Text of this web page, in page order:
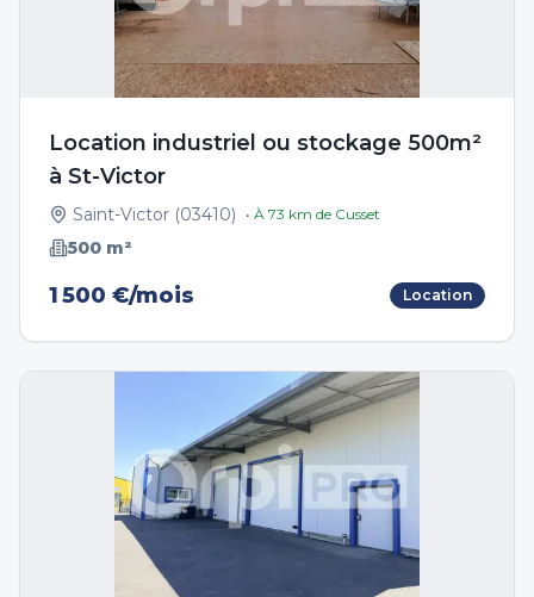
Location industriel ou stockage 500m²
à St-Victor
Saint-Victor (03410) • À 73 km de Cusset
500 m²
1 500 €/mois Location